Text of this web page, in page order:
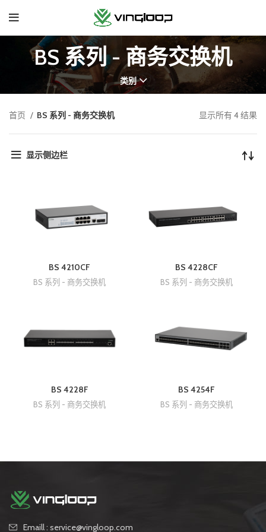
BS 系列 - 商务交换机
类别
首页 BS 系列 - 商务交换机 显示所有 4 结果
显示侧边栏
BS 4210CF
BS 系列 - 商务交换机
BS 4228CF
BS 系列 - 商务交换机
BS 4228F
BS 系列 - 商务交换机
BS 4254F
BS 系列 - 商务交换机
Emaill : service@vingloop.com